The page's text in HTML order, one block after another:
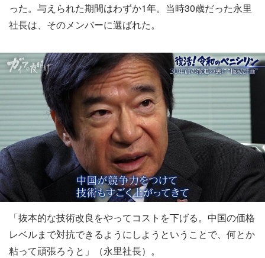
った。与えられた期間はわずか1年。当時30歳だった永里
社長は、そのメンバーに選ばれた。
「抜本的な技術改良をやってコストを下げる。中国の価格
レベルまで対抗できるようにしようということで、何とか
粘って頑張ろうと」（永里社長）。